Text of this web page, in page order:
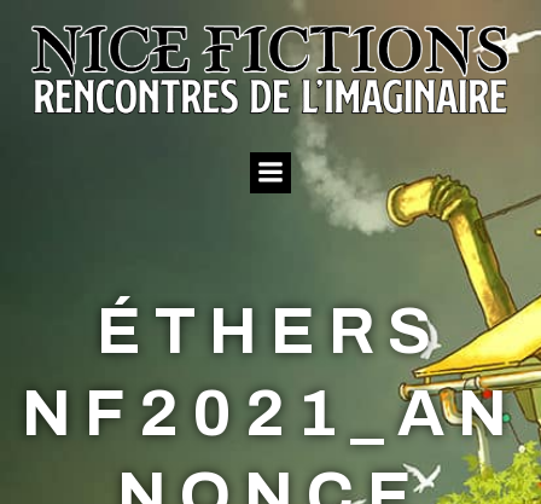
Aller
au
contenu
ÉTHERS
NF2021_AN